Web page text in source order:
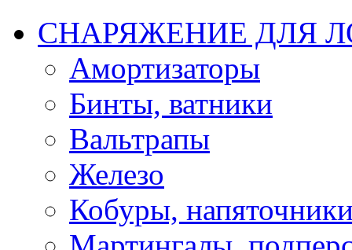
СНАРЯЖЕНИЕ ДЛЯ
Амортизаторы
Бинты, ватники
Вальтрапы
Железо
Кобуры,